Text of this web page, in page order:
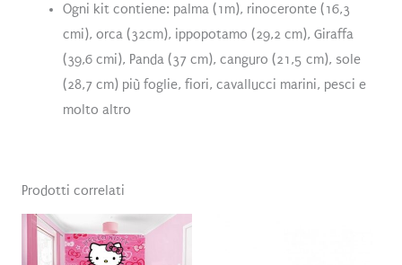
Ogni kit contiene: palma (1m), rinoceronte (16,3
cmi), orca (32cm), ippopotamo (29,2 cm), Giraffa
(39,6 cmi), Panda (37 cm), canguro (21,5 cm), sole
(28,7 cm) più foglie, fiori, cavallucci marini, pesci e
molto altro
Prodotti correlati